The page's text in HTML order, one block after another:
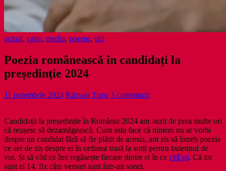
actual, carte, media, poeme, util
Poezia românească în candidați la
președinție 2024
11 noiembrie 2024 Răzvan Țupa 3 comentarii
Candidații la președinție în România 2024 am auzit de prea multe ori
că reușesc să dezamăgească. Cum asta face că nimeni nu ar vorbi
despre un candidat fără să fie plătit de acesta, am zis să întreb poezia
ce are de zis despre ei în ordinea trasă la sorți pentru buletinul de
vot. Și să văd ce îmi regăsește fiecare dintre ei în ce citEști. Că tot
sunt ei 14, fix câte versuri sunt într-un sonet.